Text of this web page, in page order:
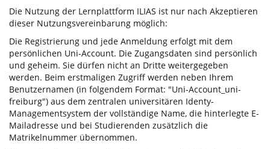
Die Nutzung der Lernplattform ILIAS ist nur nach Akzeptieren
dieser Nutzungsvereinbarung möglich:
Die Registrierung und jede Anmeldung erfolgt mit dem
persönlichen Uni-Account. Die Zugangsdaten sind persönlich
und geheim. Sie dürfen nicht an Dritte weitergegeben
werden. Beim erstmaligen Zugriff werden neben Ihrem
Benutzernamen (in folgendem Format: "Uni-Account_uni-
freiburg") aus dem zentralen universitären Identy-
Managementsystem der vollständige Name, die hinterlegte E-
Mailadresse und bei Studierenden zusätzlich die
Matrikelnummer übernommen.